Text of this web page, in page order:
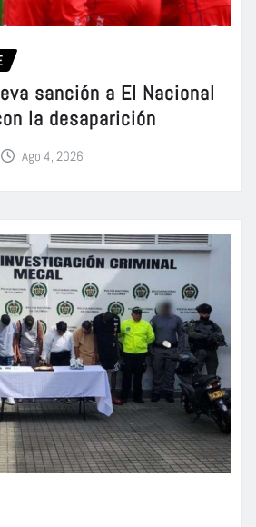
sanción a El Nacional
la desaparición
Ago 4, 2026